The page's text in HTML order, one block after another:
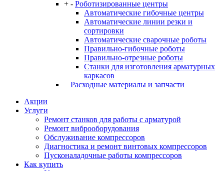
+ - Роботизированные центры
Автоматические гибочные центры
Автоматические линии резки и
сортировки
Автоматические сварочные роботы
Правильно-гибочные роботы
Правильно-отрезные роботы
Станки для изготовления арматурных
каркасов
Расходные материалы и запчасти
Акции
Услуги
Ремонт станков для работы с арматурой
Ремонт виброоборудования
Обслуживание компрессоров
Диагностика и ремонт винтовых компрессоров
Пусконаладочные работы компрессоров
Как купить